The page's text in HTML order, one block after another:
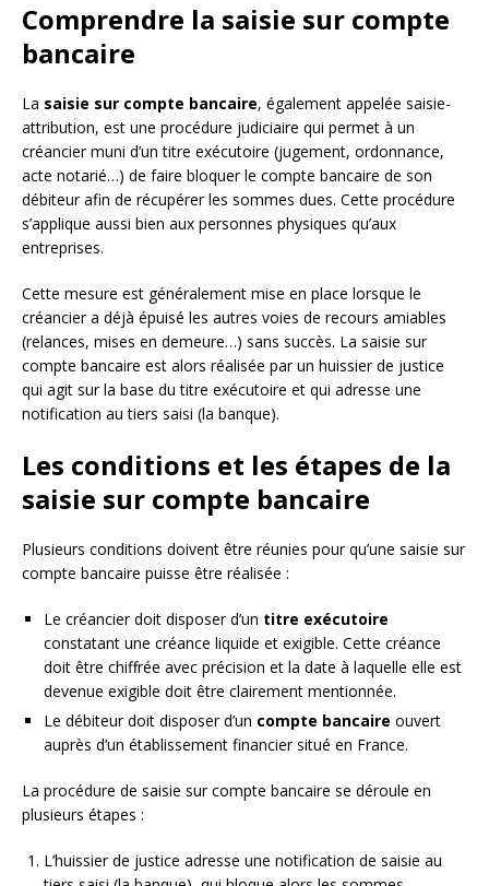
Comprendre la saisie sur compte
bancaire
La saisie sur compte bancaire, également appelée saisie-
attribution, est une procédure judiciaire qui permet à un
créancier muni d’un titre exécutoire (jugement, ordonnance,
acte notarié…) de faire bloquer le compte bancaire de son
débiteur afin de récupérer les sommes dues. Cette procédure
s’applique aussi bien aux personnes physiques qu’aux
entreprises.
Cette mesure est généralement mise en place lorsque le
créancier a déjà épuisé les autres voies de recours amiables
(relances, mises en demeure…) sans succès. La saisie sur
compte bancaire est alors réalisée par un huissier de justice
qui agit sur la base du titre exécutoire et qui adresse une
notification au tiers saisi (la banque).
Les conditions et les étapes de la
saisie sur compte bancaire
Plusieurs conditions doivent être réunies pour qu’une saisie sur
compte bancaire puisse être réalisée :
Le créancier doit disposer d’un titre exécutoire
constatant une créance liquide et exigible. Cette créance
doit être chiffrée avec précision et la date à laquelle elle est
devenue exigible doit être clairement mentionnée.
Le débiteur doit disposer d’un compte bancaire ouvert
auprès d’un établissement financier situé en France.
La procédure de saisie sur compte bancaire se déroule en
plusieurs étapes :
L’huissier de justice adresse une notification de saisie au